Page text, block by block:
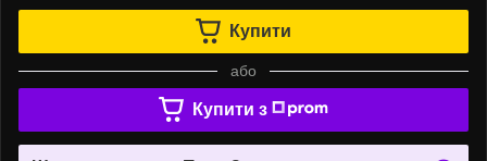
Купити
або
Купити з